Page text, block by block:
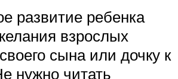
развитие ребенка
взрослых
сына или дочку к
нужно читать